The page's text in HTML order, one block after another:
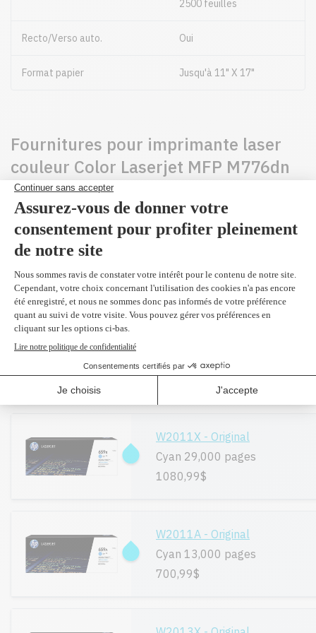
2500 feuilles
Recto/Verso auto. Oui
Format papier Jusqu'à 11" X 17"
Fournitures pour imprimante laser
couleur Color Laserjet MFP M776dn
par HP
W2010X - Original
486,99$
Noir 16,000 pages
310,99$
W2011X - Original
Cyan 29,000 pages
1080,99$
W2011A - Original
Cyan 13,000 pages
700,99$